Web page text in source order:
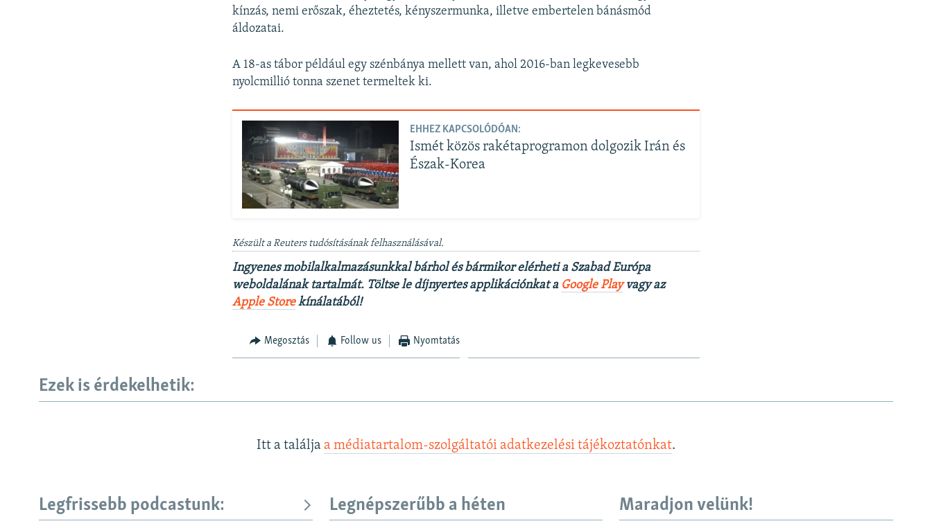
kínzás, nemi erőszak, éheztetés, kényszermunka, illetve embertelen bánásmód
áldozatai.
A 18-as tábor például egy szénbánya mellett van, ahol 2016-ban legkevesebb
nyolcmillió tonna szenet termeltek ki.
EHHEZ KAPCSOLÓDÓAN:
Ismét közös rakétaprogramon dolgozik Irán és
Észak-Korea
Készült a Reuters tudósításának felhasználásával.
Ingyenes mobilalkalmazásunkkal bárhol és bármikor elérheti a Szabad Európa
weboldalának tartalmát. Töltse le díjnyertes applikációnkat a Google Playvagy az
Apple Storekínálatából!
Megosztás Follow us Nyomtatás
Ezek is érdekelhetik:
Itt a találja a médiatartalom-szolgáltatói adatkezelési tájékoztatónkat.
Legfrissebb podcastunk: Legnépszerűbb a héten Maradjon velünk!